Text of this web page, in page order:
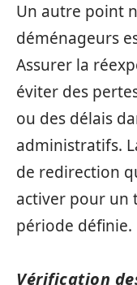
Un autre point
déménageurs
Assurer la
éviter des
ou des délais
administratifs.
de redirection
activer pour un
période définie.
Vérification